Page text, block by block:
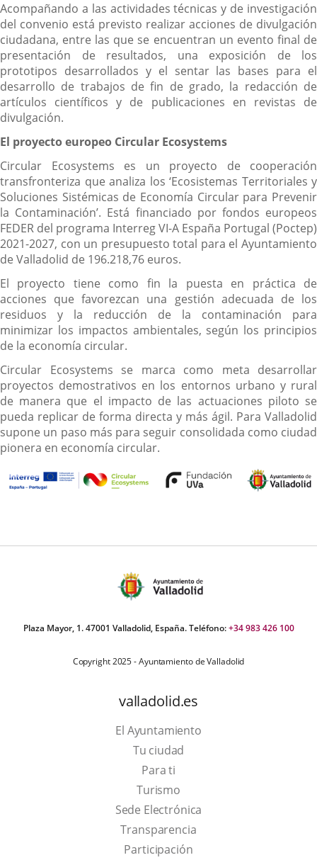
Acompañando a las actividades técnicas y de investigación
del convenio está previsto realizar acciones de divulgación
ciudadana, entre las que se encuentran un evento final de
presentación de resultados, una exposición de los
prototipos desarrollados y el sentar las bases para el
desarrollo de trabajos de fin de grado, la redacción de
artículos científicos y de publicaciones en revistas de
divulgación.
El proyecto europeo Circular Ecosystems
Circular Ecosystems es un proyecto de cooperación
transfronteriza que analiza los ‘Ecosistemas Territoriales y
Soluciones Sistémicas de Economía Circular para Prevenir
la Contaminación’. Está financiado por fondos europeos
FEDER del programa Interreg VI-A España Portugal (Poctep)
2021-2027, con un presupuesto total para el Ayuntamiento
de Valladolid de 196.218,76 euros.
El proyecto tiene como fin la puesta en práctica de
acciones que favorezcan una gestión adecuada de los
residuos y la reducción de la contaminación para
minimizar los impactos ambientales, según los principios
de la economía circular.
Circular Ecosystems se marca como meta desarrollar
proyectos demostrativos en los entornos urbano y rural
de manera que el impacto de las actuaciones piloto se
pueda replicar de forma directa y más ágil. Para Valladolid
supone un paso más para seguir consolidada como ciudad
pionera en economía circular.
Plaza Mayor, 1. 47001 Valladolid, España. Teléfono:+34 983 426 100
Copyright 2025 - Ayuntamiento de Valladolid
valladolid.es
El Ayuntamiento
Tu ciudad
Para ti
TurismoThis
link
will
open
Sede Electrónica
Transparencia
Participación